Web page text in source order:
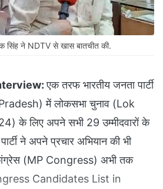
सिंह ने NDTV से खास बातचीत की.
एक तरफ भारतीय जनता पार्टी
में लोकसभा चुनाव (Lok
के लिए अपने सभी 29 उम्मीदवारों के
ने अपने प्रचार अभियान की भी
(MP Congress) अभी तक
Candidates List in